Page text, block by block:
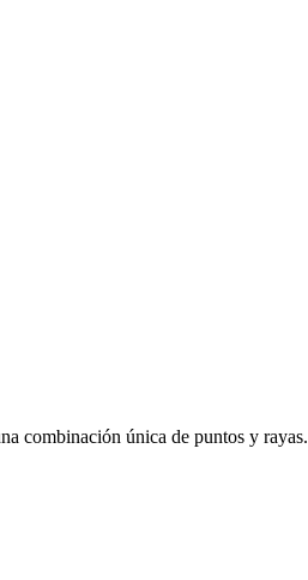
combinación única de puntos y rayas.